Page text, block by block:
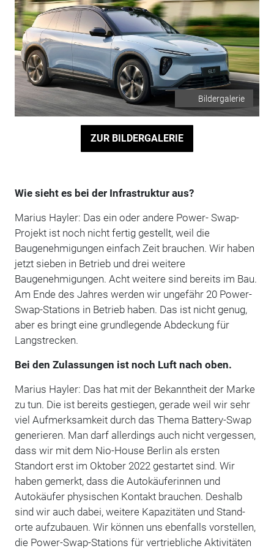
Bildergalerie
ZUR BILDERGALERIE
Wie sieht es bei der Infrastruktur aus?
Marius Hayler: Das ein oder andere Power- Swap-
Projekt ist noch nicht fertig gestellt, weil die
Baugenehmigungen einfach Zeit brauchen. Wir haben
jetzt sieben in Betrieb und drei weitere
Baugenehmigungen. Acht weitere sind bereits im Bau.
Am Ende des Jahres werden wir ungefähr 20 Power-
Swap-Stations in Betrieb haben. Das ist nicht genug,
aber es bringt eine grundlegende Abdeckung für
Langstrecken.
Bei den Zulassungen ist noch Luft nach oben.
Marius Hayler: Das hat mit der Bekanntheit der Marke
zu tun. Die ist bereits gestiegen, gerade weil wir sehr
viel Aufmerksamkeit durch das Thema Battery-Swap
generieren. Man darf allerdings auch nicht vergessen,
dass wir mit dem Nio-House Berlin als ersten
Standort erst im Oktober 2022 gestartet sind. Wir
haben gemerkt, dass die Autokäuferinnen und
Autokäufer physischen Kontakt brauchen. Deshalb
sind wir auch dabei, weitere Kapazitäten und Stand-
orte aufzubauen. Wir können uns ebenfalls vorstellen,
die Power-Swap-Stations für vertriebliche Aktivitäten